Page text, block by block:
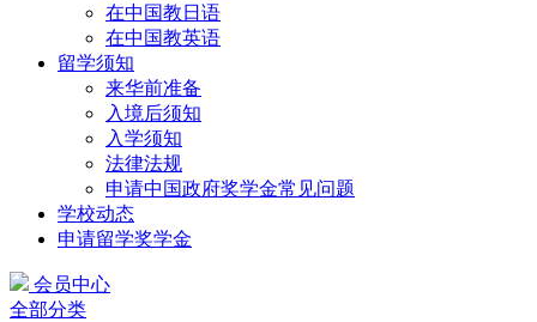
在中国教日语
在中国教英语
留学须知
来华前准备
入境后须知
入学须知
法律法规
申请中国政府奖学金常见问题
学校动态
申请留学奖学金
会员中心
全部分类